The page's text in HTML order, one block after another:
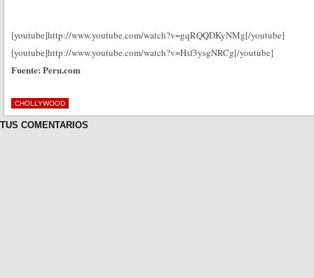
[youtube]http://www.youtube.com/watch?v=gqRQQDKyNMg[/youtube]
[youtube]http://www.youtube.com/watch?v=Hsf3ysgNRCg[/youtube]
Fuente: Peru.com
CHOLLYWOOD
TUS COMENTARIOS